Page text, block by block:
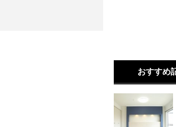
おすすめ